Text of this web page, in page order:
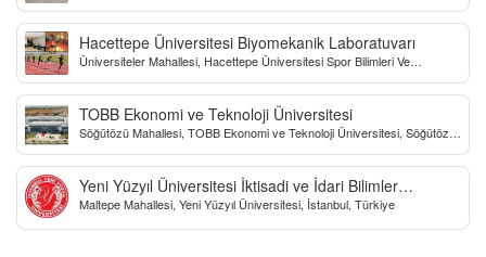
Hacettepe Üniversitesi Biyomekanik Laboratuvarı
Üniversiteler Mahallesi, Hacettepe Üniversitesi Spor Bilimleri Ve
TOBB Ekonomi ve Teknoloji Üniversitesi
Söğütözü Mahallesi, TOBB Ekonomi ve Teknoloji Üniversitesi, Söğütözü
Yeni Yüzyıl Üniversitesi İktisadi ve İdari Bilimler
Fakültesi
Maltepe Mahallesi, Yeni Yüzyıl Üniversitesi, İstanbul, Türkiye